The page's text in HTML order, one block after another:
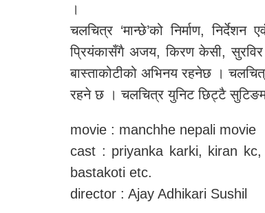
।
चलचित्र ‘मान्छे’को निर्माण,
प्रियंकासँगै अजय, किरण केसी, सुरविर
बास्ताकोटीको अभिनय रहनेछ ।
रहने छ । चलचित्र युनिट छिट्टै
movie : manchhe nepali movie
cast : priyanka karki, kiran
bastakoti etc.
director : Ajay Adhikari Sushil